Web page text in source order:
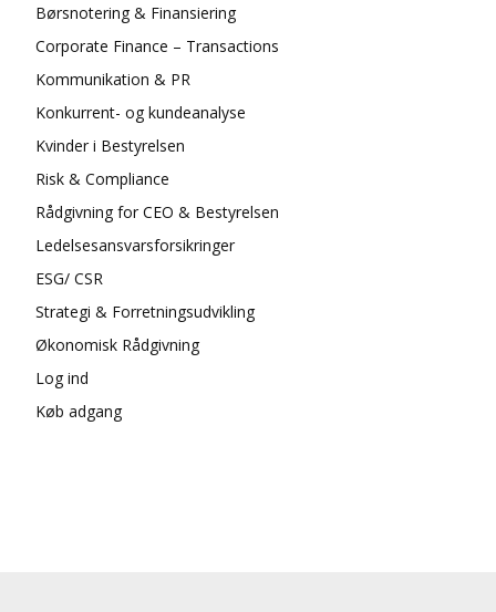
Børsnotering & Finansiering
Corporate Finance – Transactions
Kommunikation & PR
Konkurrent- og kundeanalyse
Kvinder i Bestyrelsen
Risk & Compliance
Rådgivning for CEO & Bestyrelsen
Ledelsesansvarsforsikringer
ESG/ CSR
Strategi & Forretningsudvikling
Økonomisk Rådgivning
Log ind
Køb adgang